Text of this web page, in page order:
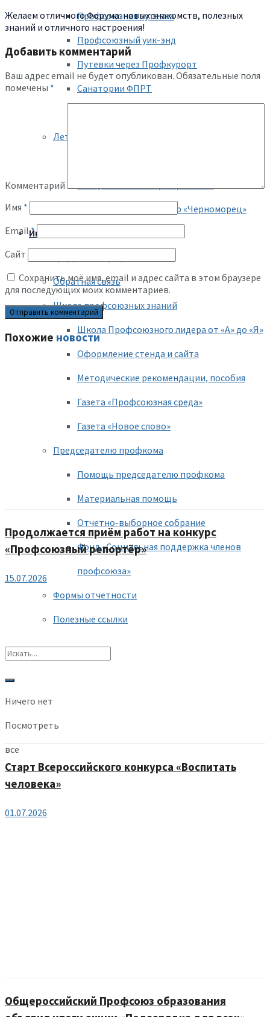
Профсоюзная путевка
Профсоюзный уик-энд
Путевки через Профкурорт
Санатории ФПРТ
Летний отдых детей
Республиканский центр «Черноморец»
Информационная работа
Обратная связь
Школа профсоюзных знаний
Школа Профсоюзного лидера от «А» до «Я»
Оформление стенда и сайта
Методические рекомендации, пособия
Газета «Профсоюзная среда»
Газета «Новое слово»
Председателю профкома
Помощь председателю профкома
Материальная помощь
Отчетно-выборное собрание
Фонд «Социальная поддержка членов
профсоюза»
Формы отчетности
Полезные ссылки
Ничего нет
Посмотреть
все
Желаем отличного Форума: новых знакомств, полезных
знаний и отличного настроения!
Добавить комментарий
Ваш адрес email не будет опубликован. Обязательные поля
помечены *
Комментарий
Имя *
Email*
Сайт
Сохранить моё имя, email и адрес сайта в этом браузере
для последующих моих комментариев.
Похожие новости
Продолжается приём работ на конкурс
«Профсоюзный репортёр»
15.07.2026
Старт Всероссийского конкурса «Воспитать
человека»
01.07.2026
Общероссийский Профсоюз образования